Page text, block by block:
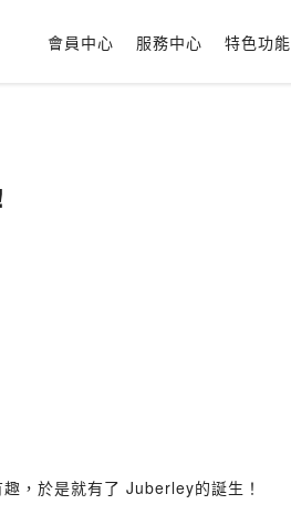
會員中心 服務中心 特色功能
，於是就有了 Juberley的誕生！